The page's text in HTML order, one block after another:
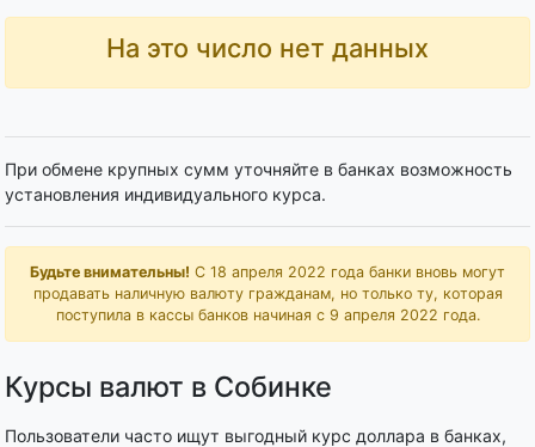
На это число нет данных
При обмене крупных сумм уточняйте в банках возможность
установления индивидуального курса.
Будьте внимательны! С 18 апреля 2022 года банки вновь могут
продавать наличную валюту гражданам, но только ту, которая
поступила в кассы банков начиная с 9 апреля 2022 года.
Курсы валют в Собинке
Пользователи часто ищут выгодный курс доллара в банках,